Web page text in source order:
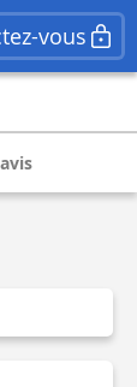
vous